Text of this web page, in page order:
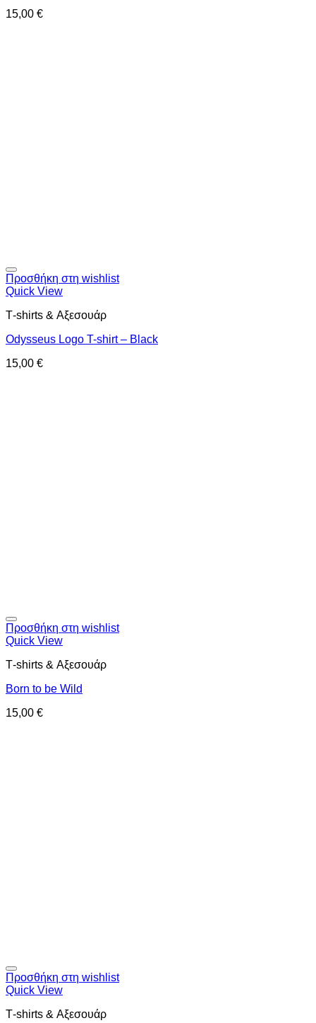
15,00 €
Προσθήκη στη wishlist
Quick View
Τ-shirts & Αξεσουάρ
Odysseus Logo T-shirt – Black
15,00 €
Προσθήκη στη wishlist
Quick View
Τ-shirts & Αξεσουάρ
Born to be Wild
15,00 €
Προσθήκη στη wishlist
Quick View
Τ-shirts & Αξεσουάρ